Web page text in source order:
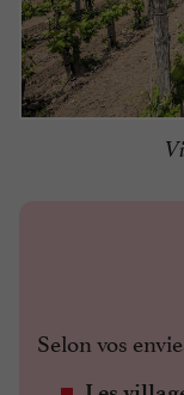
Selon vos